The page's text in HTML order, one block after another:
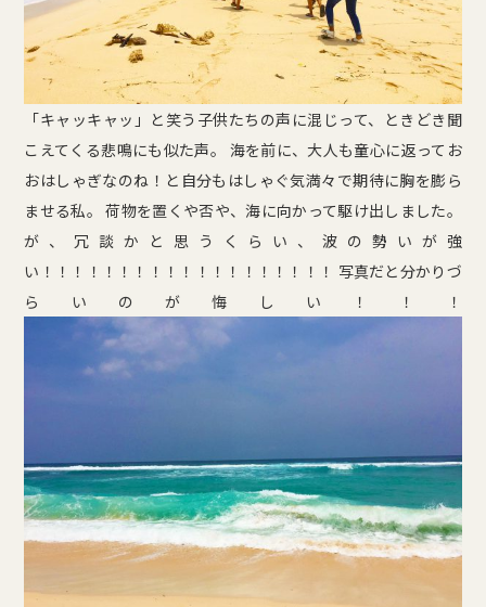
「キャッキャッ」と笑う子供たちの声に混じって、ときどき聞
こえてくる悲鳴にも似た声。 海を前に、大人も童心に返ってお
おはしゃぎなのね！と自分もはしゃぐ気満々で期待に胸を膨ら
ませる私。 荷物を置くや否や、海に向かって駆け出しました。
が、冗談かと思うくらい、波の勢いが強
い！！！！！！！！！！！！！！！！！！！ 写真だと分かりづ
らいのが悔しい！！！